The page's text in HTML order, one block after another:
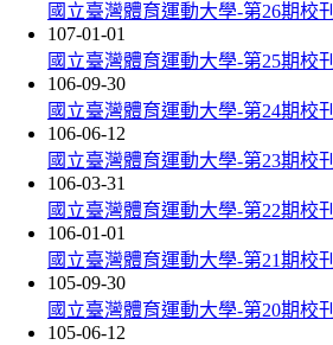
國立臺灣體育運動大學-第26期校刊
107-01-01
國立臺灣體育運動大學-第25期校刊
106-09-30
國立臺灣體育運動大學-第24期校刊
106-06-12
國立臺灣體育運動大學-第23期校刊
106-03-31
國立臺灣體育運動大學-第22期校刊
106-01-01
國立臺灣體育運動大學-第21期校刊
105-09-30
國立臺灣體育運動大學-第20期校刊
105-06-12